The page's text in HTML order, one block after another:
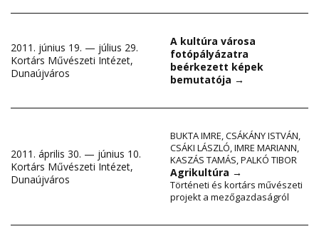
2011. június 19. — július 29.
Kortárs Művészeti Intézet,
Dunaújváros
A kultúra városa
fotópályázatra
beérkezett képek
bemutatója →
2011. április 30. — június 10.
Kortárs Művészeti Intézet,
Dunaújváros
BUKTA IMRE,CSÁKÁNY ISTVÁN,
CSÁKI LÁSZLÓ,IMRE MARIANN,
KASZÁS TAMÁS,PALKÓ TIBOR
Agrikultúra →
Történeti és kortárs művészeti
projekt a mezőgazdaságról